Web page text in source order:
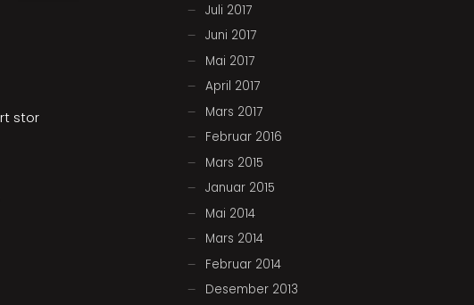
stor
Juli 2017
Juni 2017
Mai 2017
April 2017
Mars 2017
Februar 2016
Mars 2015
Januar 2015
Mai 2014
Mars 2014
Februar 2014
Desember 2013